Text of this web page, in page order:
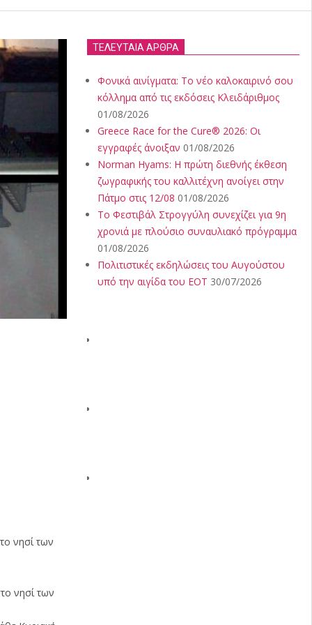
νησί των
νησί των
ΤΕΛΕΥΤΑΙΑ ΑΡΘΡΑ
Φονικά αινίγματα: Το νέο καλοκαιρινό σου
κόλλημα από τις εκδόσεις Κλειδάριθμος
01/08/2026
Greece Race for the Cure® 2026: Οι
εγγραφές άνοιξαν 01/08/2026
Norman Hyams: Η πρώτη διεθνής έκθεση
ζωγραφικής του καλλιτέχνη ανοίγει στην
Πάτμο στις 12/08 01/08/2026
Το Φεστιβάλ Στρογγύλη συνεχίζει για 9η
χρονιά με πλούσιο συναυλιακό πρόγραμμα
01/08/2026
Πολιτιστικές εκδηλώσεις του Αυγούστου
υπό την αιγίδα του ΕΟΤ 30/07/2026